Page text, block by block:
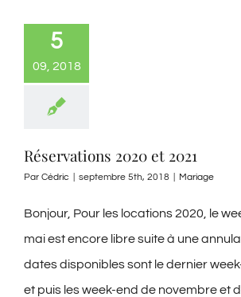
5
09, 2018
Réservations 2020 et 2021
Par Cédric septembre 5th, 2018 Mariage
Bonjour, Pour les locations 2020, le
mai est encore libre suite à une
dates disponibles sont le dernier
et puis les week-end de novembre et